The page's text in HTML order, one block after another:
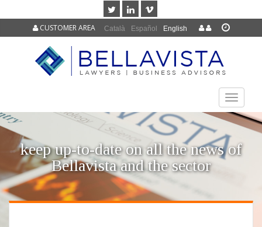
Català Español English
CUSTOMER AREA
TOGGLE
keep up-to-date on all the news of
Bellavista and the sector